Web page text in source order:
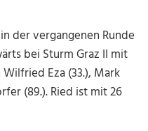
der vergangenen Runde
bei Sturm Graz II mit
Eza (33.), Mark
(89.). Ried ist mit 26